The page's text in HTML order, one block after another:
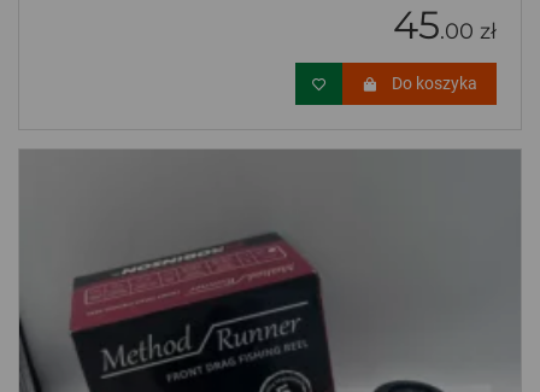
45.00 zł
Do koszyka